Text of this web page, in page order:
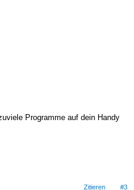
Programme auf dein Handy
Zitieren #3